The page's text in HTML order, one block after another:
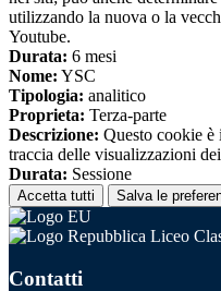
utilizzando la nuova o la
Youtube.
Durata: 6 mesi
Nome: YSC
Tipologia: analitico
Proprieta: Terza-parte
Descrizione: Questo cookie è
traccia delle visualizzazioni
Durata: Sessione
Accetta tutti Salva le
Liceo
Contatti